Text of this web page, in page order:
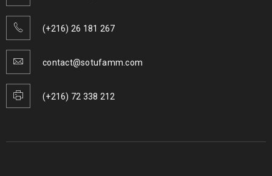
(+216) 26 181 267
contact@sotufamm.com
(+216) 72 338 212